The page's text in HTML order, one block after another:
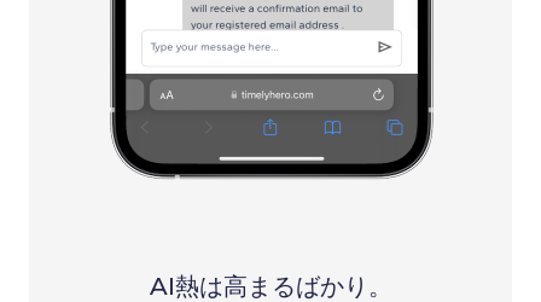
AI熱は高まるばかり。